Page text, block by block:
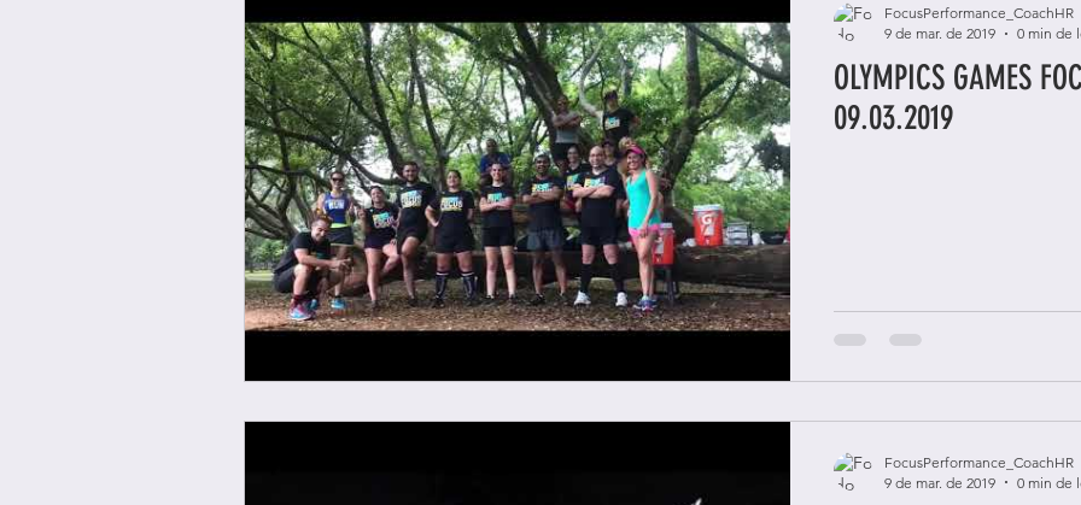
OLYMPICS GAMES
09.03.2019
FocusPerformance_CoachHR
9 de mar. de 2019
0 min de
FocusPerformance_CoachHR
9 de mar. de 2019
0 min de